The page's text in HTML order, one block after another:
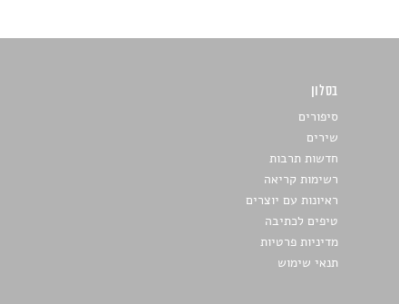
בסלון
סיפורים
שירים
חדשות תרבות
רשימות קריאה
ראיונות עם יוצרים
טיפים לכתיבה
מדיניות פרטיות
תנאי שימוש